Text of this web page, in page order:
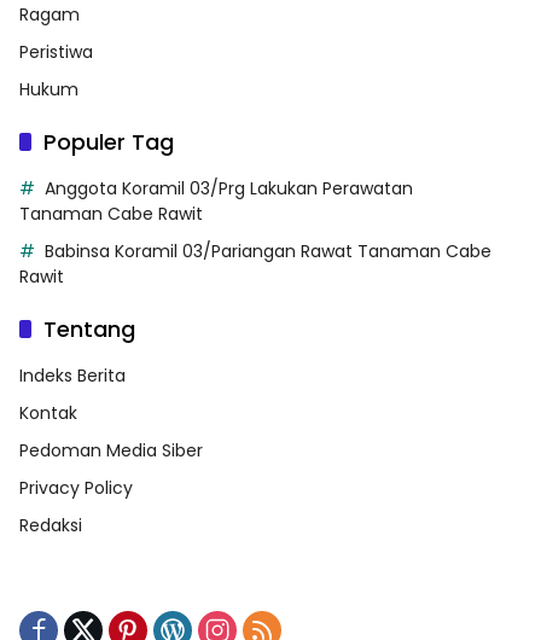
Ragam
Peristiwa
Hukum
Populer Tag
Anggota Koramil 03/Prg Lakukan Perawatan
Tanaman Cabe Rawit
Babinsa Koramil 03/Pariangan Rawat Tanaman Cabe
Rawit
Tentang
Indeks Berita
Kontak
Pedoman Media Siber
Privacy Policy
Redaksi